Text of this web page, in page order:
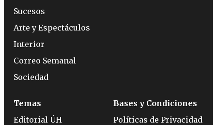
Sucesos
Arte y Espectáculos
Interior
Correo Semanal
Sociedad
Temas
Editorial ÚH
Bases y Condiciones
Políticas de Privacidad